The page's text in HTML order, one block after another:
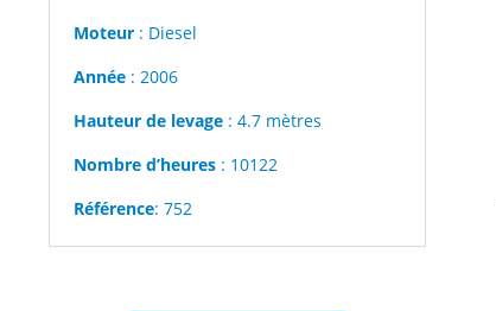
Moteur : Diesel
Année : 2006
Hauteur de levage: 4.7 mètres
Nombre d’heures: 10122
Référence: 752